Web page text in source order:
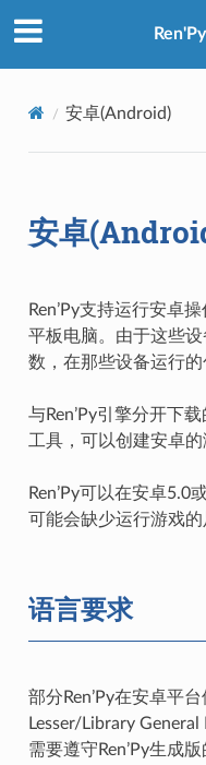
安卓(Android)
安卓
Ren’Py支持运行安卓
平板电脑。由于这些设
数，在那些设备运行的
与Ren’Py引擎分开下
工具，可以创建安卓
Ren’Py可以在安卓5.0
可能会缺少运行游戏的
语言要求
部分Ren’Py在安卓平
Lesser/Library
需要遵守Ren’Py生成